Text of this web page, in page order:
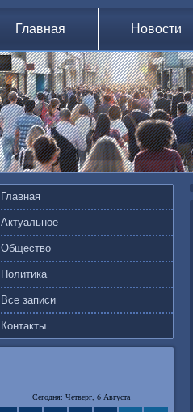
Главная Новости
Главная
Актуальное
Общество
Политика
Все записи
Контакты
Сегодня: Четверг, 6 Августа